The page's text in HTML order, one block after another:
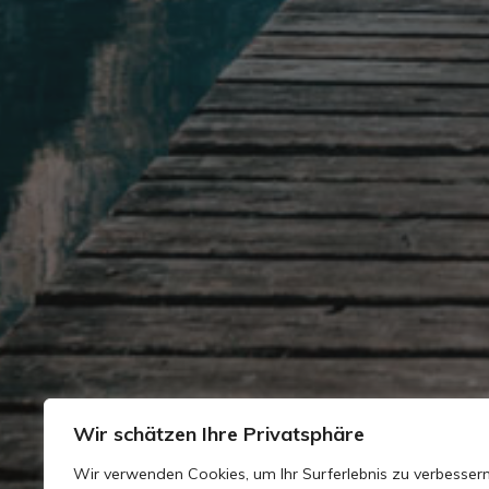
Wir schätzen Ihre Privatsphäre
Wir verwenden Cookies, um Ihr Surferlebnis zu